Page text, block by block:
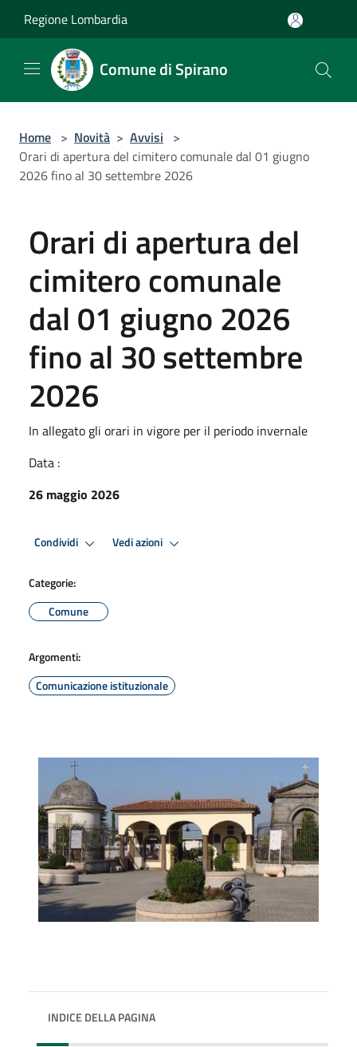
Regione Lombardia
Comune di Spirano
Home > Novità > Avvisi >
Orari di apertura del cimitero comunale dal 01 giugno
2026 fino al 30 settembre 2026
Orari di apertura del
cimitero comunale
dal 01 giugno 2026
fino al 30 settembre
2026
In allegato gli orari in vigore per il periodo invernale
Data :
26 maggio 2026
Condividi Vedi azioni
Categorie:
Comune
Argomenti:
Comunicazione istituzionale
INDICE DELLA PAGINA